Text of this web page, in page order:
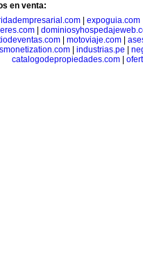
en venta:
expoguia.com
|
motoviaje.com
| industrias.pe
catalogodepropiedades.com